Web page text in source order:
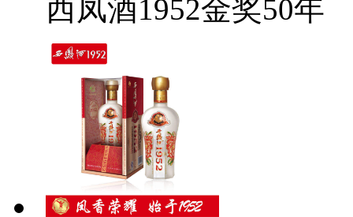
西凤酒1952金奖50年